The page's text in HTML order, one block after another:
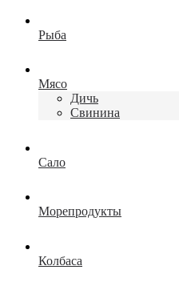
Рыба
Мясо
Дичь
Свинина
Сало
Морепродукты
Колбаса